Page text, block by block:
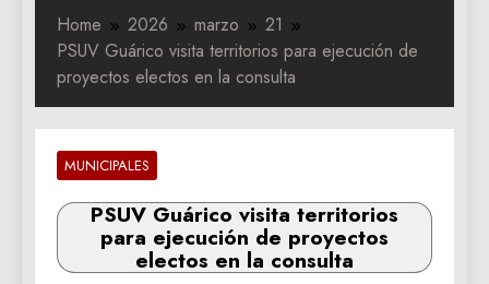
Home 2026 marzo
21
PSUV Guárico visita territorios para ejecución de
proyectos electos en la consulta
MUNICIPALES
PSUV Guárico visita territorios
para ejecución de proyectos
electos en la consulta